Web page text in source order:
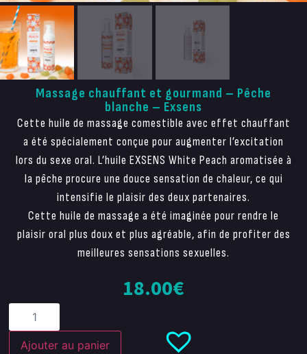
Massage chauffant et gourmand – Pêche
blanche – Exsens
Cette huile de massage comestible avec effet chauffant
a été spécialement conçue pour augmenter l’excitation
lors du sexe oral. L’huile EXSENS White Peach aromatisée à
la pêche procure une douce sensation de chaleur, ce qui
intensifie le plaisir des deux partenaires.
Cette huile de massage a été imaginée pour rendre le
plaisir oral plus doux et plus agréable, afin de profiter des
meilleures sensations sexuelles.
18.00€
Ajouter au panier